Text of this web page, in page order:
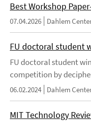
Best Workshop
07.04.2026 Dahlem
FU doctoral student
FU doctoral student
competition by
06.02.2024 Dahlem
MIT Technology